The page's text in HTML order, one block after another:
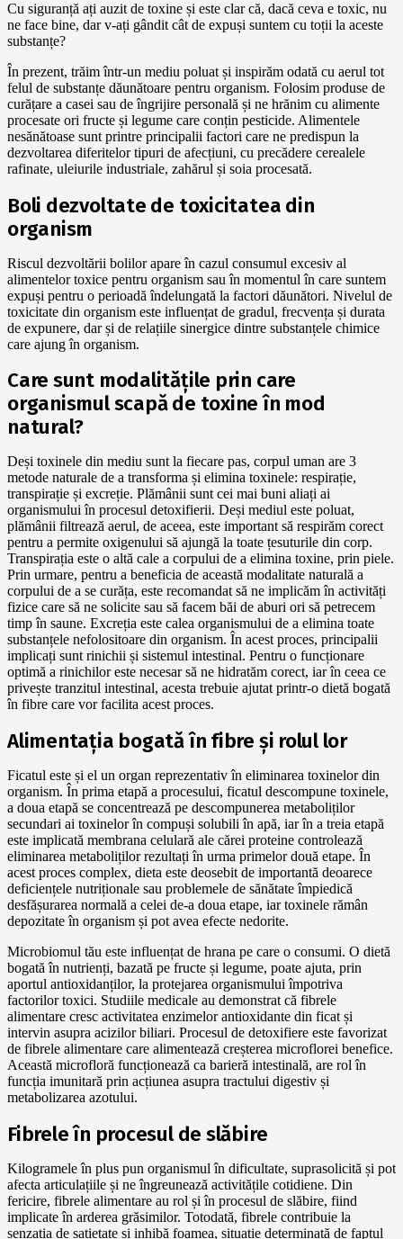
Cu siguranță ați auzit de toxine și este clar că, dacă ceva e toxic, nu
ne face bine, dar v-ați gândit cât de expuși suntem cu toții la aceste
substanțe?
În prezent, trăim într-un mediu poluat și inspirăm odată cu aerul tot
felul de substanțe dăunătoare pentru organism. Folosim produse de
curățare a casei sau de îngrijire personală și ne hrănim cu alimente
procesate ori fructe și legume care conțin pesticide. Alimentele
nesănătoase sunt printre principalii factori care ne predispun la
dezvoltarea diferitelor tipuri de afecțiuni, cu precădere cerealele
rafinate, uleiurile industriale, zahărul și soia procesată.
Boli dezvoltate de toxicitatea din
organism
Riscul dezvoltării bolilor apare în cazul consumul excesiv al
alimentelor toxice pentru organism sau în momentul în care suntem
expuși pentru o perioadă îndelungată la factori dăunători. Nivelul de
toxicitate din organism este influențat de gradul, frecvența și durata
de expunere, dar și de relațiile sinergice dintre substanțele chimice
care ajung în organism.
Care sunt modalitățile prin care
organismul scapă de toxine în mod
natural?
Deși toxinele din mediu sunt la fiecare pas, corpul uman are 3
metode naturale de a transforma și elimina toxinele: respirație,
transpirație și excreție. Plămânii sunt cei mai buni aliați ai
organismului în procesul detoxifierii. Deși mediul este poluat,
plămânii filtrează aerul, de aceea, este important să respirăm corect
pentru a permite oxigenului să ajungă la toate țesuturile din corp.
Transpirația este o altă cale a corpului de a elimina toxine, prin piele.
Prin urmare, pentru a beneficia de această modalitate naturală a
corpului de a se curăța, este recomandat să ne implicăm în activități
fizice care să ne solicite sau să facem băi de aburi ori să petrecem
timp în saune. Excreția este calea organismului de a elimina toate
substanțele nefolositoare din organism. În acest proces, principalii
implicați sunt rinichii și sistemul intestinal. Pentru o funcționare
optimă a rinichilor este necesar să ne hidratăm corect, iar în ceea ce
privește tranzitul intestinal, acesta trebuie ajutat printr-o dietă bogată
în fibre care vor facilita acest proces.
Alimentația bogată în fibre și rolul lor
Ficatul este și el un organ reprezentativ în eliminarea toxinelor din
organism. În prima etapă a procesului, ficatul descompune toxinele,
a doua etapă se concentrează pe descompunerea metaboliților
secundari ai toxinelor în compuși solubili în apă, iar în a treia etapă
este implicată membrana celulară ale cărei proteine controlează
eliminarea metaboliților rezultați în urma primelor două etape. În
acest proces complex, dieta este deosebit de importantă deoarece
deficiențele nutriționale sau problemele de sănătate împiedică
desfășurarea normală a celei de-a doua etape, iar toxinele rămân
depozitate în organism și pot avea efecte nedorite.
Microbiomul tău este influențat de hrana pe care o consumi. O dietă
bogată în nutrienți, bazată pe fructe și legume, poate ajuta, prin
aportul antioxidanților, la protejarea organismului împotriva
factorilor toxici. Studiile medicale au demonstrat că fibrele
alimentare cresc activitatea enzimelor antioxidante din ficat și
intervin asupra acizilor biliari. Procesul de detoxifiere este favorizat
de fibrele alimentare care alimentează creșterea microflorei benefice.
Această microfloră funcționează ca barieră intestinală, are rol în
funcția imunitară prin acțiunea asupra tractului digestiv și
metabolizarea azotului.
Fibrele în procesul de slăbire
Kilogramele în plus pun organismul în dificultate, suprasolicită și pot
afecta articulațiile și ne îngreunează activitățile cotidiene. Din
fericire, fibrele alimentare au rol și în procesul de slăbire, fiind
implicate în arderea grăsimilor. Totodată, fibrele contribuie la
senzația de sațietate și inhibă foamea, situație determinată de faptul